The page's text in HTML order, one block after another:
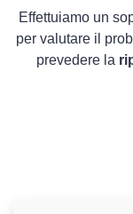
Effettuiamo un
per valutare il
prevedere la